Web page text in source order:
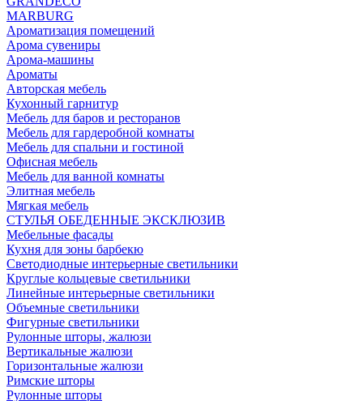
MARBURG
Ароматизация помещений
Арома сувениры
Арома-машины
Ароматы
Авторская мебель
Кухонный гарнитур
Мебель для баров и ресторанов
Мебель для гардеробной комнаты
Мебель для спальни и гостиной
Офисная мебель
Мебель для ванной комнаты
Элитная мебель
Мягкая мебель
СТУЛЬЯ ОБЕДЕННЫЕ ЭКСКЛЮЗИВ
Мебельные фасады
Кухня для зоны барбекю
Светодиодные интерьерные светильники
Круглые кольцевые светильники
Линейные интерьерные светильники
Объемные светильники
Фигурные светильники
Рулонные шторы, жалюзи
Вертикальные жалюзи
Горизонтальные жалюзи
Римские шторы
Рулонные шторы